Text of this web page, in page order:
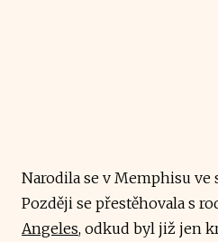
Narodila se v Memphisu ve
Později se přestěhovala s
Angeles, odkud byl již jen